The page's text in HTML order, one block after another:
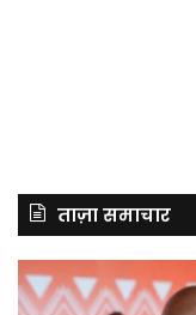
ताज़ा समाचार